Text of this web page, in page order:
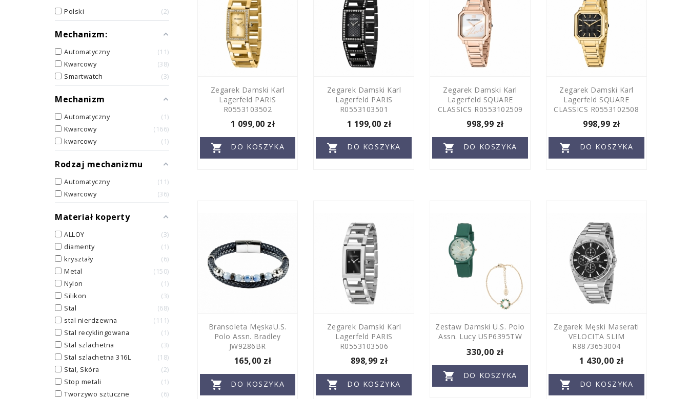
Polski 2
Mechanizm:
Automatyczny
11
Kwarcowy
38
Smartwatch
3
Mechanizm
Automatyczny
1
Kwarcowy
166
kwarcowy
1
Rodzaj mechanizmu
Automatyczny
11
Kwarcowy
36
Materiał koperty
ALLOY
3
diamenty
1
kryształy
6
Metal
150
Nylon
1
Silikon
3
Stal
68
stal nierdzewna
111
Stal recyklingowana
1
Stal szlachetna
3
Stal szlachetna 316L
18
Stal, Skóra
2
Stop metali
1
Tworzywo sztuczne
6
Zegarek Damski Karl
Lagerfeld PARIS
R0553103502
1 099,00 zł
 DO KOSZYKA
Zegarek Damski Karl
Lagerfeld PARIS
R0553103501
1 199,00 zł
 DO KOSZYKA
Zegarek Damski Karl
Lagerfeld SQUARE
CLASSICS R0553102509
998,99 zł
 DO KOSZYKA
Zegarek Damski Karl
Lagerfeld SQUARE
CLASSICS R0553102508
998,99 zł
 DO KOSZYKA
Bransoleta MęskaU.S.
Polo Assn. Bradley
JW9286BR
165,00 zł
 DO KOSZYKA
Zegarek Damski Karl
Lagerfeld PARIS
R0553103506
898,99 zł
 DO KOSZYKA
Zestaw Damski U.S. Polo
Assn. Lucy USP6395TW
330,00 zł
 DO KOSZYKA
Zegarek Męski Maserati
VELOCITA SLIM
R8873653004
1 430,00 zł
 DO KOSZYKA